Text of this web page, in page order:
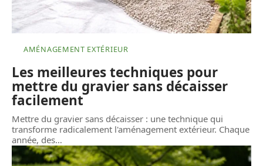
AMÉNAGEMENT EXTÉRIEUR
Les meilleures techniques pour
mettre du gravier sans décaisser
facilement
Mettre du gravier sans décaisser : une technique qui
transforme radicalement l'aménagement extérieur. Chaque
année, des…